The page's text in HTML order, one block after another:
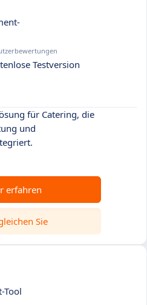
Testversion
für Catering, die
und
erfahren
Sie
Tool